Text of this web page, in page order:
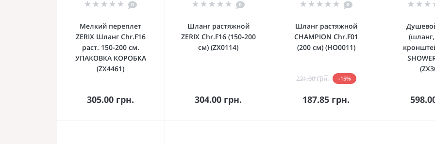
0
Мелкий переплет
ZERIX Шланг Chr.F16
раст. 150-200 см.
УПАКОВКА КОРОБКА
(ZX4461)
305.00 грн.
В корзину
0
Шланг растяжной
ZERIX Chr.F16 (150-200
см) (ZX0114)
304.00 грн.
В корзину
0
Шланг растяжной
CHAMPION Chr.F01
(200 см) (HO0011)
221.00 грн. -15%
187.85 грн.
В корзину В